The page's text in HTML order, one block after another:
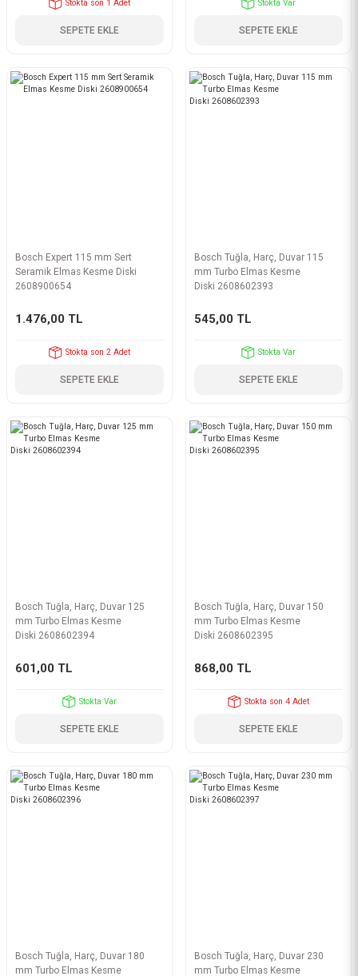
Stokta son 1 Adet
SEPETE EKLE
Stokta Var
SEPETE EKLE
Bosch Expert 115 mm Sert
Seramik Elmas Kesme Diski
2608900654
1.476,00 TL
Stokta son 2 Adet
SEPETE EKLE
Bosch Tuğla, Harç, Duvar 115
mm Turbo Elmas Kesme
Diski 2608602393
545,00 TL
Stokta Var
SEPETE EKLE
Bosch Tuğla, Harç, Duvar 125
mm Turbo Elmas Kesme
Diski 2608602394
601,00 TL
Stokta Var
SEPETE EKLE
Bosch Tuğla, Harç, Duvar 150
mm Turbo Elmas Kesme
Diski 2608602395
868,00 TL
Stokta son 4 Adet
SEPETE EKLE
Bosch Tuğla, Harç, Duvar 180
mm Turbo Elmas Kesme
Bosch Tuğla, Harç, Duvar 230
mm Turbo Elmas Kesme